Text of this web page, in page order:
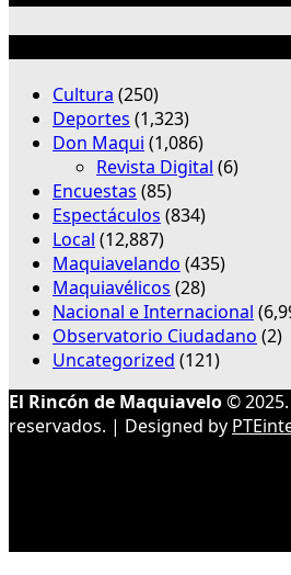
Cultura (250)
Deportes (1,323)
Don Maqui (1,086)
Revista Digital (6)
Encuestas (85)
Espectáculos (834)
Local (12,887)
Maquiavelando (435)
Maquiavélicos (28)
Nacional e Internacional
Observatorio Ciudadano (2)
Uncategorized (121)
El Rincón de Maquiavelo©
reservados. | Designed by